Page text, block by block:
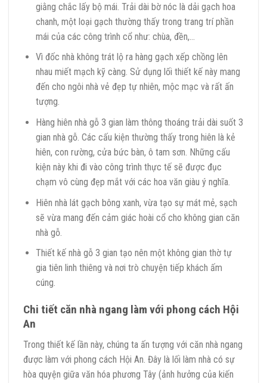
giằng chắc lấy bộ mái. Trải dài bờ nóc là dải gạch hoa
chanh, một loại gạch thường thấy trong trang trí phần
mái của các công trình cổ như: chùa, đền,…
Vì đốc nhà không trát lộ ra hàng gạch xếp chồng lên
nhau miết mạch kỹ càng. Sử dụng lối thiết kế này mang
đến cho ngôi nhà vẻ đẹp tự nhiên, mộc mạc và rất ấn
tượng.
Hàng hiên nhà gỗ 3 gian làm thông thoáng trải dài suốt 3
gian nhà gỗ. Các cấu kiện thường thấy trong hiên là kẻ
hiên, con rường, cửa bức bàn, ô tam sơn. Những cấu
kiện này khi đi vào công trình thực tế sẽ được đục
chạm vô cùng đẹp mắt với các hoa văn giàu ý nghĩa.
Hiên nhà lát gạch bông xanh, vừa tạo sự mát mẻ, sạch
sẽ vừa mang đến cảm giác hoài cổ cho không gian căn
nhà gỗ.
Thiết kế nhà gỗ 3 gian tạo nên một không gian thờ tự
gia tiên linh thiêng và nơi trò chuyện tiếp khách ấm
cúng.
Chi tiết căn nhà ngang làm với phong cách Hội
An
Trong thiết kế lần này, chúng ta ấn tượng với căn nhà ngang
được làm với phong cách Hội An. Đây là lối làm nhà có sự
hòa quyện giữa văn hóa phương Tây (ảnh hưởng của kiến